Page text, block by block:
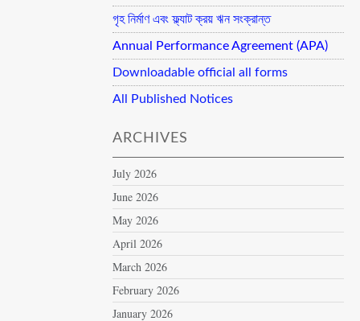
গৃহ নির্মাণ এবং ফ্ল্যাট ক্রয় ঋন সংক্রান্ত
Annual Performance Agreement (APA)
Downloadable official all forms
All Published Notices
ARCHIVES
July 2026
June 2026
May 2026
April 2026
March 2026
February 2026
January 2026